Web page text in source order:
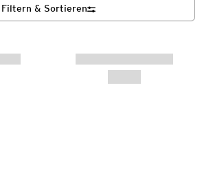
Filtern & Sortieren